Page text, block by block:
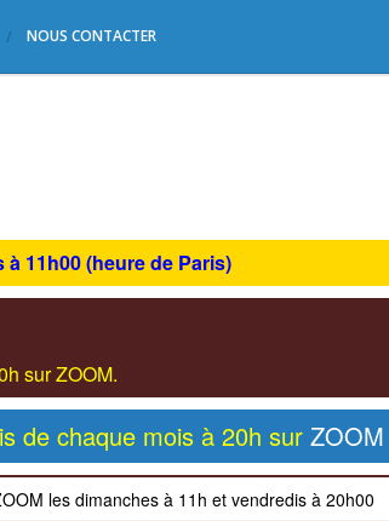
NOUS CONTACTER
11h00 (heure de Paris)
sur ZOOM.
de chaque mois à 20h sur ZOOM
les dimanches à 11h et vendredis à 20h00